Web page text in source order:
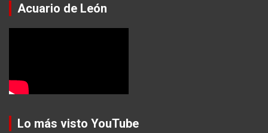
Acuario de León
Lo más visto YouTube